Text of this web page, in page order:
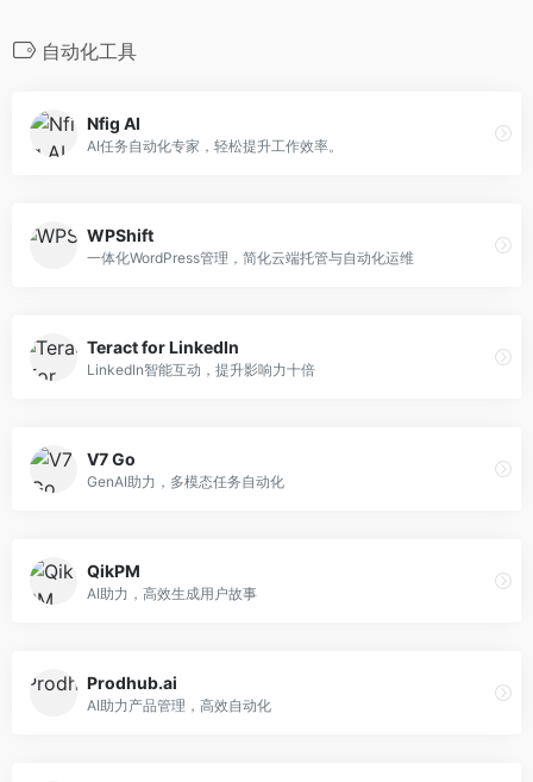
自动化工具
Nfig AI
AI任务自动化专家，轻松提升工作效率。
WPShift
一体化WordPress管理，简化云端托管与自动化运维
Teract for LinkedIn
LinkedIn智能互动，提升影响力十倍
V7 Go
GenAI助力，多模态任务自动化
QikPM
AI助力，高效生成用户故事
Prodhub.ai
AI助力产品管理，高效自动化